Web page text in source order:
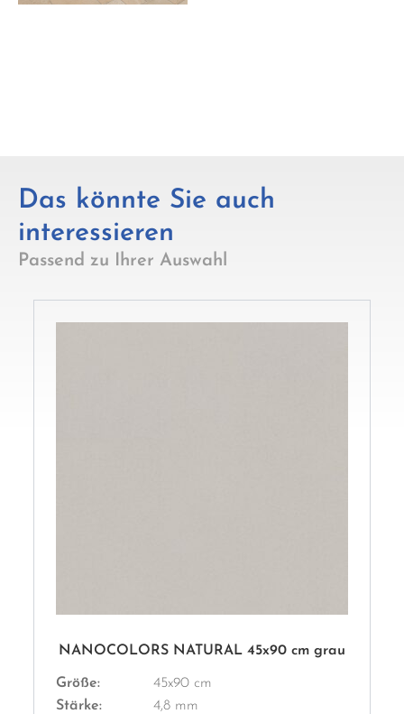
Das könnte Sie auch
interessieren
NANOCOLORS NATURAL 45x90 cm grau
Größe:
45x90 cm
Stärke:
4,8 mm